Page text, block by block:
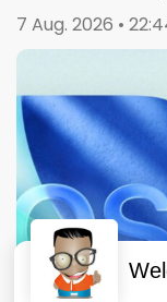
7 Aug. 2026 •